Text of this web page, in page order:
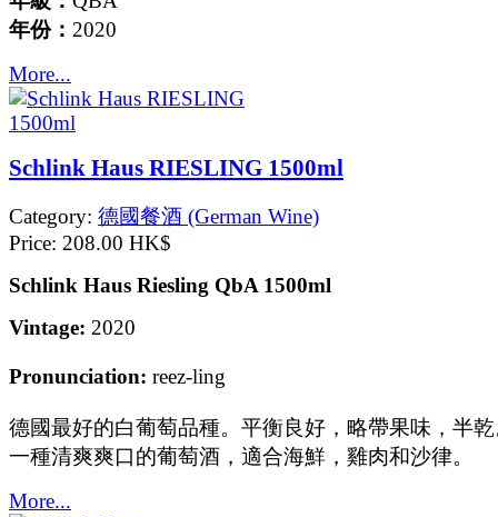
年份： 2020
More...
Schlink Haus RIESLING 1500ml
Category: 德國餐酒 (German Wine)
Price: 208.00 HK$
Schlink Haus Riesling QbA 1500ml
Vintage: 2020
Pronunciation: reez-ling
德國最好的白葡萄品種。平衡良好，略帶果味，半
一種清爽爽口的葡萄酒，適合海鮮，雞肉和沙律。
More...